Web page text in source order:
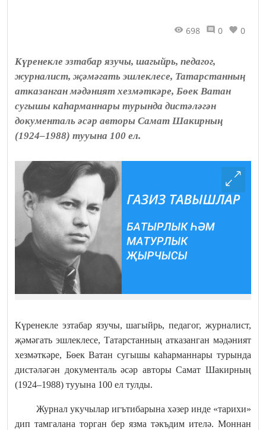
698 0 0
Күренекле эзтабар язучы, шагыйрь, педагог,
журналист, җәмәгать эшлеклесе, Татарстанның
атказанган мәдәният хезмәткәре, Бөек Ватан
сугышы каһарманнары турында дистәләгән
документаль әсәр авторы Самат Шакирның
(1924–1988) тууына 100 ел.
Күренекле эзтабар язучы, шагыйрь, педагог, журналист,
җәмәгать эшлеклесе, Татарстанның атказанган мәдәният
хезмәткәре, Бөек Ватан сугышы каһарманнары турында
дистәләгән документаль әсәр авторы Самат Шакирның
(1924–1988) тууына 100 ел тулды.
Журнал укучылар игътибарына хәзер инде «тарихи»
дип тамгалана торган бер язма тәкъдим ителә. Моннан